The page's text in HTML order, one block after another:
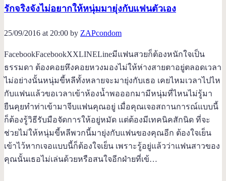
รักจริงจังไม่อยากให้หนุ่มมายุ่งกับแฟนตัวเอง
25/09/2016 at 20:00 by ZAPcondom
FacebookFacebookXXLINELineมีแฟนสวยก็ต้องหนักใจเป็น
ธรรมดา ต้องคอยหึงคอยหวงมองไม่ให้ห่างสายตาอยู่ตลอดเวลา
ไม่อย่างนั้นหนุ่มขี้หลีทั้งหลายจะมายุ่งกับเธอ เคยไหมเวลาไปไห
กับแฟนแล้วขอเวลาเข้าห้องน้ำพอออกมามีหนุ่มที่ไหนไม่รู้มา
ยืนคุยทำท่าเข้ามาจีบแฟนคุณอยู่ เมื่อคุณเจอสถานการณ์แบบนี้
ก็ต้องรู้วิธีรับมือจัดการให้อยู่หมัด แต่ต้องมีเทคนิคสักนิด ที่จะ
ช่วยไม่ให้หนุ่มขี้หลีพวกนี้มายุ่งกับแฟนของคุณอีก ต้องใจเย็น
เข้าไว้หากเจอแบบนี้ก็ต้องใจเย็น เพราะรู้อยู่แล้วว่าแฟนสาวของ
คุณนั้นเธอไม่เล่นด้วยหรือสนใจอีกฝ่ายที่เข้…